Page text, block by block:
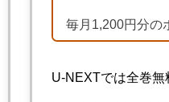
毎月1,200円分の
U-NEXTでは全巻無